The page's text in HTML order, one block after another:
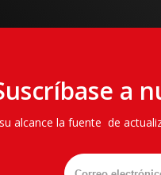
a
alcance la fuente de